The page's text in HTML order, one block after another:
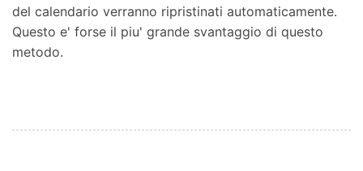
del calendario verranno ripristinati automaticamente.
Questo e' forse il piu' grande svantaggio di questo
metodo.